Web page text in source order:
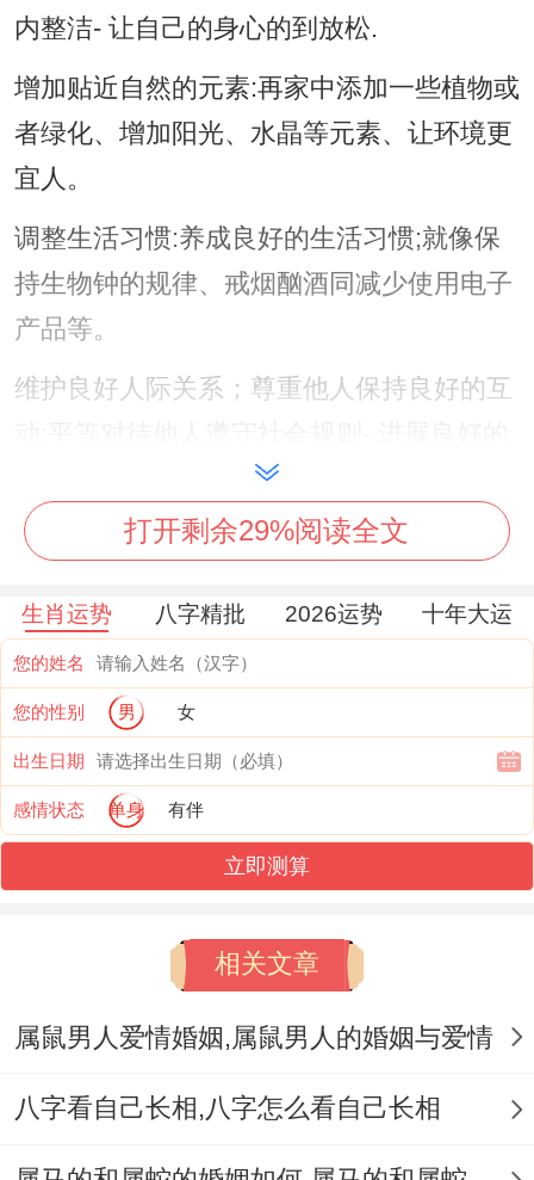
内整洁- 让自己的身心的到放松.
增加贴近自然的元素:再家中添加一些植物或
者绿化、增加阳光、水晶等元素、让环境更
宜人。
调整生活习惯:养成良好的生活习惯;就像保
持生物钟的规律、戒烟酗酒同减少使用电子
产品等。
维护良好人际关系；尊重他人保持良好的互
热心表现个人特点：不要刻意隐藏自己的优
保持良好心态:对于他人的不好的介绍不做太
多讲清楚；
相信自己的能力,保持自信心。
培养好的行位习惯- 提高自律能力:来回培养
自己的自律能力 -养成良好的日常习惯，如
按时吃饭睡觉等！
频繁地进行适当的放松:有了工作跟着休息平
打开剩余29%阅读全文
生肖运势 八字精批 2026运势 十年大运
您的姓名
您的性别 男 女
出生日期
感情状态 单身 有伴
立即测算
相关文章
属鼠男人爱情婚姻,属鼠男人的婚姻与爱情
八字看自己长相,八字怎么看自己长相